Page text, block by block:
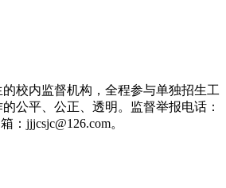
校内监督机构，全程参与单独招生工
公平、公正、透明。监督举报电话：
：jjjcsjc@126.com。